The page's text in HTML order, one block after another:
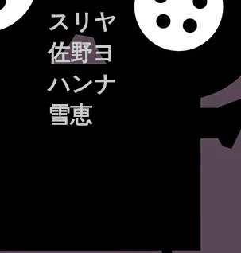
スリヤ
佐野ヨ
ハンナ
雪恵